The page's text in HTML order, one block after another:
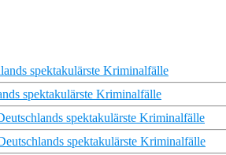
spektakulärste Kriminalfälle
spektakulärste Kriminalfälle
spektakulärste Kriminalfälle
spektakulärste Kriminalfälle